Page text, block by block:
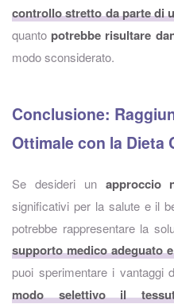
controllo stretto da parte di
quanto potrebbe risultare
modo sconsiderato.
Conclusione:
Ottimale con la Dieta
Se desideri un approccio
significativi per la salute e il
potrebbe rappresentare la
supporto medico adeguato
puoi sperimentare i vantaggi
modo selettivo il